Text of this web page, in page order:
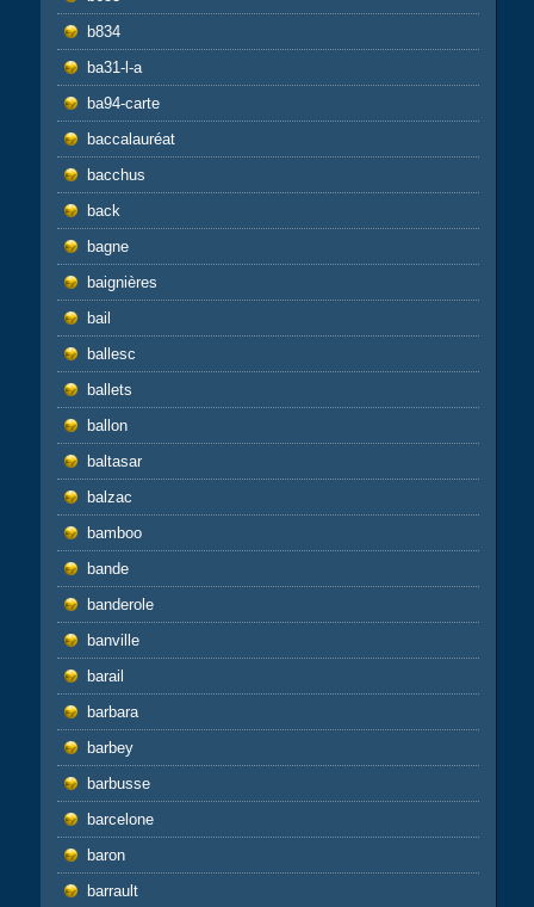
b834
ba31-l-a
ba94-carte
baccalauréat
bacchus
back
bagne
baignières
bail
ballesc
ballets
ballon
baltasar
balzac
bamboo
bande
banderole
banville
barail
barbara
barbey
barbusse
barcelone
baron
barrault